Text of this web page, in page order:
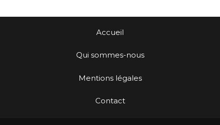
Accueil
Qui sommes-nous
Mentions légales
Contact